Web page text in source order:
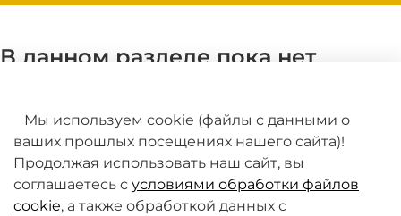
В данном разделе пока нет
Мы используем cookie (файлы с данными о
ваших прошлых посещениях нашего сайта)!
Продолжая использовать наш сайт, вы
соглашаетесь с условиями обработки файлов
cookie, а также обработкой данных с